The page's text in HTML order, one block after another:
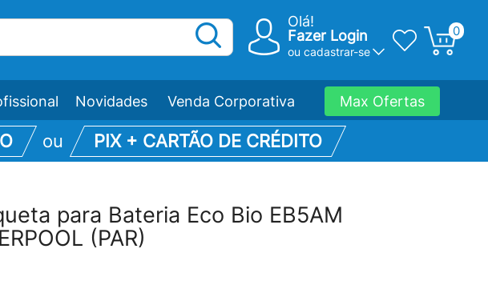
Olá!
Fazer Login
ou cadastrar-se
0
Novidades Venda Corporativa Max Ofertas
ou PIX + CARTÃO DE CRÉDITO
para Bateria Eco Bio EB5AM
(PAR)